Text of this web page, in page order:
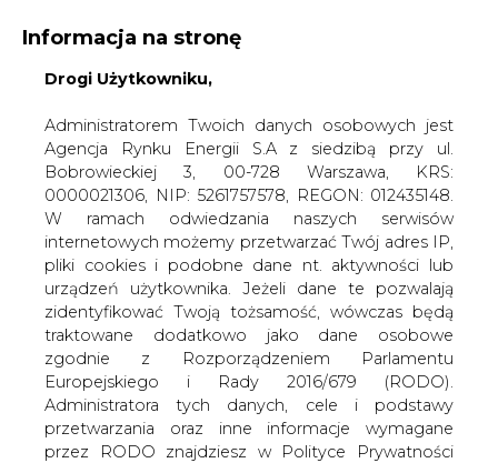
KONTAKT:
WYDAWCA PORTALU:
WYSOKI KONTRAST A A
ZALOGUJ SIĘ
Informacja na stronę
Drogi Użytkowniku,
Administratorem Twoich danych osobowych jest
Agencja Rynku Energii S.A z siedzibą przy ul.
Bobrowieckiej 3, 00-728 Warszawa, KRS:
0000021306, NIP: 5261757578, REGON: 012435148.
W ramach odwiedzania naszych serwisów
internetowych możemy przetwarzać Twój adres IP,
pliki cookies i podobne dane nt. aktywności lub
urządzeń użytkownika. Jeżeli dane te pozwalają
zidentyfikować Twoją tożsamość, wówczas będą
traktowane dodatkowo jako dane osobowe
zgodnie z Rozporządzeniem Parlamentu
Europejskiego i Rady 2016/679 (RODO).
Administratora tych danych, cele i podstawy
przetwarzania oraz inne informacje wymagane
przez RODO znajdziesz w Polityce Prywatności